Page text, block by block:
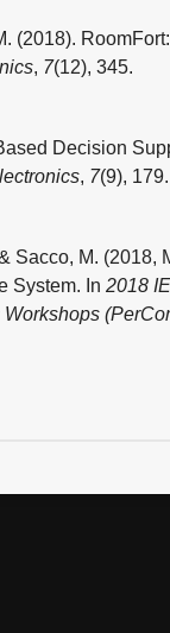
(2018).
, 7(12), 345.
Decision
, 7(9), 179.
Sacco, M. (2018,
System. In 2018